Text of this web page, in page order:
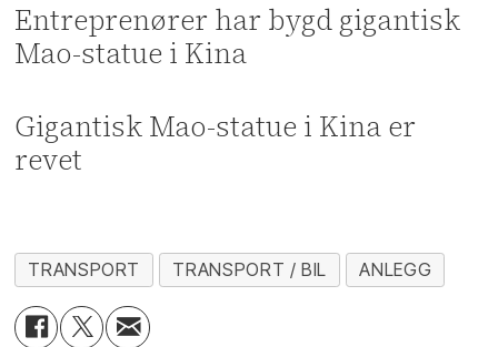
Entreprenører har bygd gigantisk
Mao-statue i Kina
Gigantisk Mao-statue i Kina er
revet
TRANSPORT TRANSPORT / BIL ANLEGG